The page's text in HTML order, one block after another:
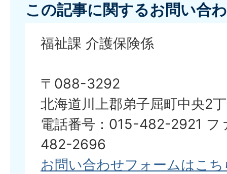
この記事に関するお問い合
福祉課 介護保険係
〒088-3292
北海道川上郡弟子屈町中央2
電話番号：015-482-2921 フ
482-2696
お問い合わせフォームはこち